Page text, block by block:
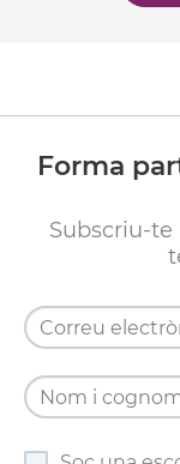
Forma
Subscriu-